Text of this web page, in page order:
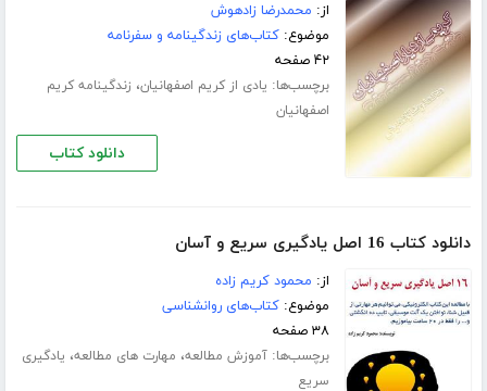
از: محمدرضا زادهوش
موضوع:کتاب‌های زندگینامه و سفرنامه
۴۲ صفحه
برچسب‌ها: یادی از کریم اصفهانیان، زندگینامه کریم
اصفهانیان
دانلود کتاب
دانلود کتاب 16 اصل یادگیری سریع و آسان
از: محمود کریم زاده
موضوع:کتاب‌های روانشناسی
۳۸ صفحه
برچسب‌ها:آموزش مطالعه، مهارت های مطالعه، یادگیری
سریع